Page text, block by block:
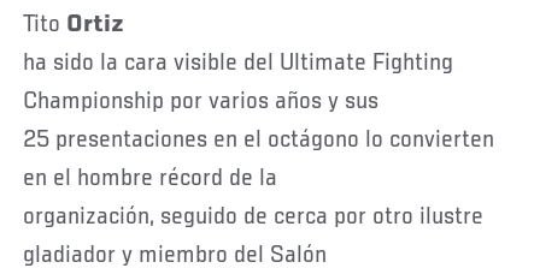
Tito Ortiz
ha sido la cara visible del Ultimate Fighting
Championship por varios años y sus
25 presentaciones en el octágono lo convierten
en el hombre récord de la
organización, seguido de cerca por otro ilustre
gladiador y miembro del Salón